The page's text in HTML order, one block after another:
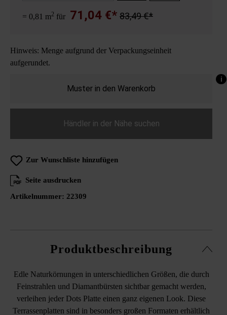
= 0,81 m2 für 71,04 €* 83,49 €*
Hinweis: Menge aufgrund der Verpackungseinheit
aufgerundet.
Muster in den Warenkorb
i
Händler in der Nähe suchen
Zur Wunschliste hinzufügen
Seite ausdrucken
Artikelnummer: 22309
Produktbeschreibung
Edle Naturkörnungen in unterschiedlichen Größen, die durch
Feinstrahlen und Diamantbürsten sichtbar gemacht werden,
verleihen jeder Dots Platte einen ganz eigenen Look. Diese
Terrassenplatten sind in besonders großen Formaten erhältlich